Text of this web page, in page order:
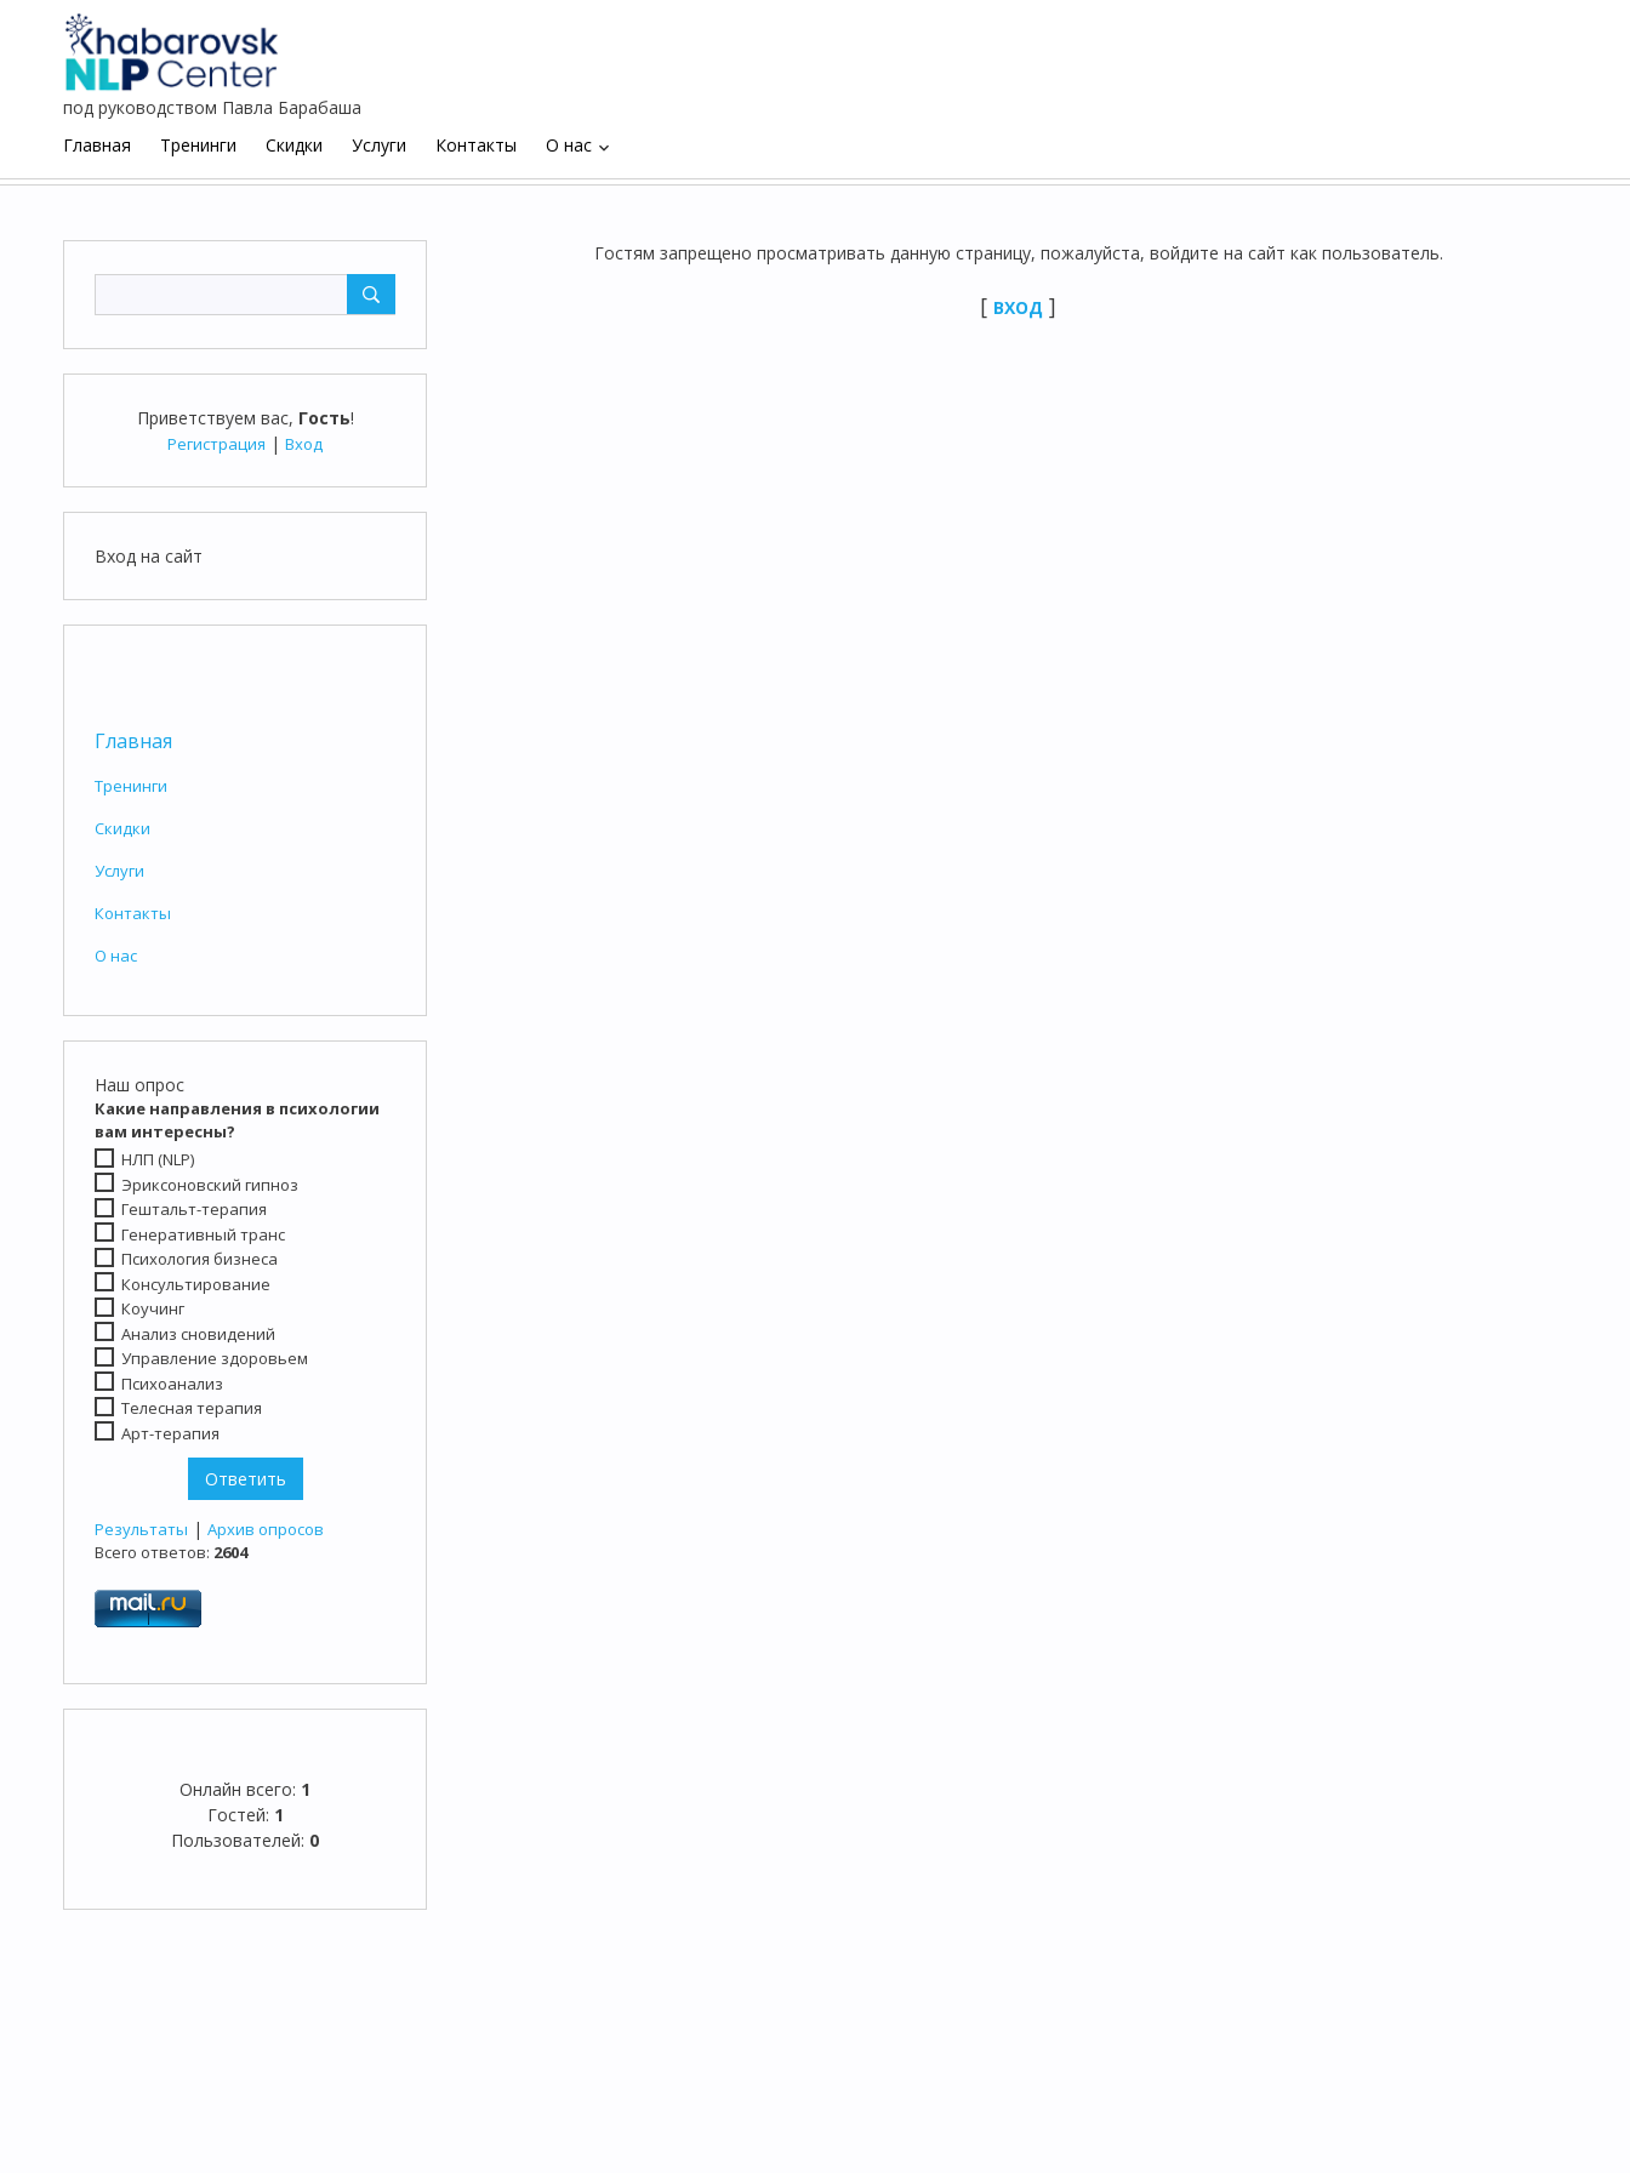
под руководством Павла Барабаша
Главная
Тренинги Скидки Услуги Контакты О нас keyboard_arrow_down
Приветствуем вас, Гость!
Регистрация | Вход
Вход на сайт
Главная
Тренинги
Скидки
Услуги
Контакты
О нас
Наш опрос
Какие направления в психологии
вам интересны?
НЛП (NLP)
Эриксоновский гипноз
Гештальт-терапия
Генеративный транс
Психология бизнеса
Консультирование
Коучинг
Анализ сновидений
Управление здоровьем
Психоанализ
Телесная терапия
Арт-терапия
Результаты | Архив опросов
Всего ответов: 2604
Онлайн всего: 1
Гостей: 1
Пользователей: 0
Гостям запрещено просматривать данную страницу, пожалуйста, войдите на сайт как пользователь.
[ ВХОД ]